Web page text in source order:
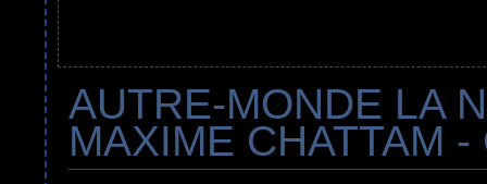
AUTRE-MONDE LA
MAXIME CHATTAM